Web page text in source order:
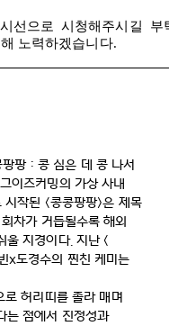
시선으로 시청해주시길
부
노력하겠습니다.
팡: 콩 심은 데 콩 나서
이즈커밍의 가상 사내
시작된 <콩콩팡팡>은 제목
회차가 거듭될수록 해외
울 지경이다. 지난<
x도경수의 찐친 케미는
로 허리띠를 졸라 매며
는 점에서 진정성과